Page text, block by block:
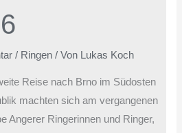
/ Ringen / Von Lukas Koch
Reise nach Brno im Südosten
machten sich am vergangenen
Angerer Ringerinnen und Ringer,